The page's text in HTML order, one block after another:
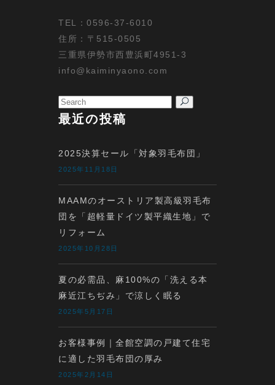
TEL：0596-37-6010
住所：〒515-0505
三重県伊勢市西豊浜町4951-3
info@kaiminyaono.com
Search
for:
最近の投稿
2025決算セール「対象羽毛布団」
2025年11月18日
MAAMのオーストリア製高級羽毛布
団を「超軽量ドイツ製平織生地」で
リフォーム
2025年10月28日
夏の必需品、麻100%の「洗える本
麻近江ちぢみ」で涼しく眠る
2025年5月17日
お客様事例｜全館空調の戸建て住宅
に適した羽毛布団の厚み
2025年2月14日